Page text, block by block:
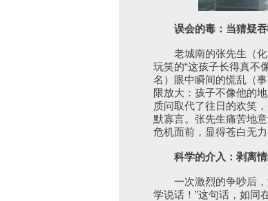
误会的毒：当猜疑吞
老城南的张先生（化
玩笑的“这孩子长得真不
名）眼中瞬间的慌乱（
限放大：孩子不像他的
质问取代了往日的欢笑
默寡言。张先生痛苦地
危机面前，显得苍白无力
科学的介入：剥离情
一次激烈的争吵后，
学说话！”这句话，如同